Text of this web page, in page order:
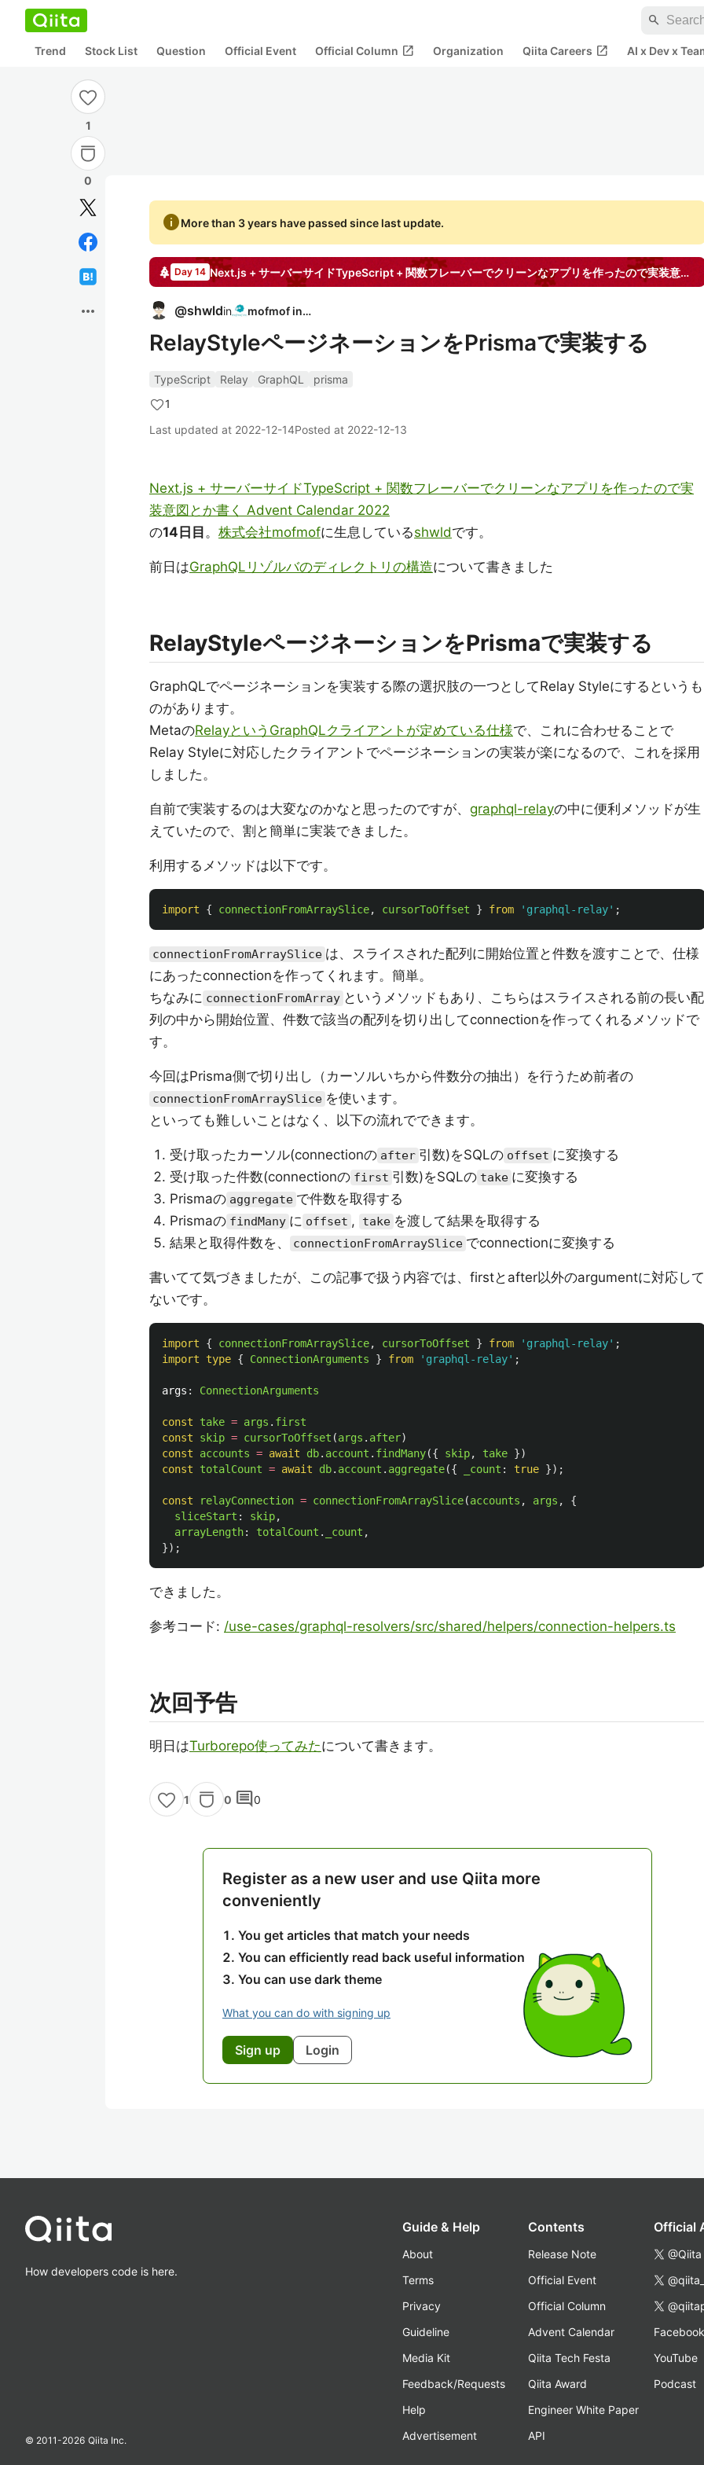
search
Trend Stock List Question Official Event Official Column open_in_new Organization Qiita Careers open_in_new AI x Dev x
1
0
more_horiz
infoMore than 3 years have passed since last update.
Day 14 Next.js + サーバーサイドTypeScript + 関数フレーバーでクリーンなアプリを作ったので実装意図とか書く
@shwldin mofmof inc.
RelayStyleページネーションをPrismaで実装する
TypeScript Relay GraphQL
prisma
1
Last updated at 2022-12-14Posted at 2022-12-13
Next.js + サーバーサイドTypeScript + 関数フレーバーでクリーンなアプリを作ったので実
装意図とか書く Advent Calendar 2022
の14日目 。 株式会社mofmofに生息しているshwldです。
前日はGraphQLリゾルバのディレクトリの構造について書きました
RelayStyleページネーションをPrismaで実装する
GraphQLでページネーションを実装する際の選択肢の一つとしてRelay Styleにするというも
のがあります。
MetaのRelayというGraphQLクライアントが定めている仕様で、これに合わせることで
Relay Styleに対応したクライアントでページネーションの実装が楽になるので、これを採用
しました。
自前で実装するのは大変なのかなと思ったのですが、 graphql-relayの中に便利メソッドが生
えていたので、割と簡単に実装できました。
利用するメソッドは以下です。
import { connectionFromArraySlice, cursorToOffset } from ' graphql-relay' ;
connectionFromArraySlice は、スライスされた配列に開始位置と件数を渡すことで、仕様
にあったconnectionを作ってくれます。簡単。
ちなみに connectionFromArray というメソッドもあり、こちらはスライスされる前の長い配
列の中から開始位置、件数で該当の配列を切り出してconnectionを作ってくれるメソッドで
す。
今回はPrisma側で切り出し（カーソルいちから件数分の抽出）を行うため前者の
connectionFromArraySlice を使います。
といっても難しいことはなく、以下の流れでできます。
受け取ったカーソル(connectionの after 引数)をSQLの offset に変換する
受け取った件数(connectionの first 引数)をSQLの take に変換する
Prismaの aggregate で件数を取得する
Prismaの findMany に offset , take を渡して結果を取得する
結果と取得件数を、
connectionFromArraySlice でconnectionに変換する
書いてて気づきましたが、この記事で扱う内容では、firstとafter以外のargumentに対応して
ないです。
import { connectionFromArraySlice, cursorToOffset } from ' graphql-relay' ;
import
type { ConnectionArguments } from ' graphql-relay' ;
args : ConnectionArguments
const take = args . first
const
skip = cursorToOffset (args . after)
const
accounts = await db. account . findMany({ skip, take })
const
totalCount = await db. account . aggregate({ _count : true });
const relayConnection = connectionFromArraySlice(accounts , args ,
{
sliceStart : skip,
arrayLength: totalCount . _count ,
});
できました。
参考コード: /use-cases/graphql-resolvers/src/shared/helpers/connection-helpers.ts
次回予告
明日はTurborepo使ってみたについて書きます。
1 0 comment0
Register as a new user and use Qiita more
conveniently
You get articles that match your needs
You can efficiently read back useful information
You can use dark theme
What you can do with signing up
Sign up Login
How developers code is here.
© 2011-2026 Qiita Inc.
Guide & Help
About
Terms
Privacy
Guideline
Media Kit
Feedback/Requests
Help
Advertisement
Contents
Release Note
Official Event
Official Column
Advent Calendar
Qiita Tech Festa
Qiita Award
Engineer White Paper
API
Official
@Qiita
Facebook
YouTube
Podcast